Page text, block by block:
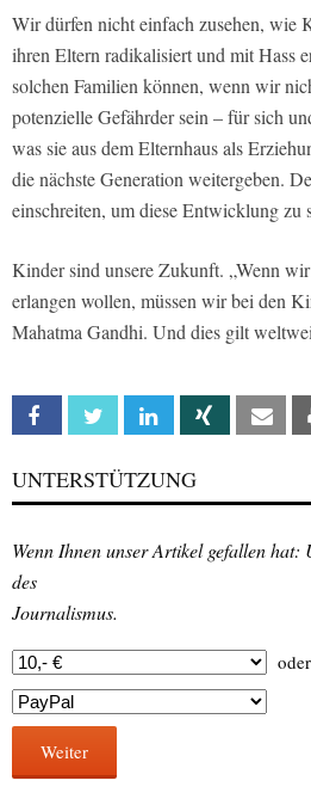
Wir dürfen nicht einfach zusehen, wie
ihren Eltern radikalisiert und mit Hass
solchen Familien können, wenn wir
potenzielle Gefährder sein – für sich
was sie aus dem Elternhaus als
die nächste Generation weitergeben.
einschreiten, um diese Entwicklung zu
Kinder sind unsere Zukunft. „Wenn
erlangen wollen, müssen wir bei den
Mahatma Gandhi. Und dies gilt
Facebook Twitter Linkedin Xing
UNTERSTÜTZUNG
Wenn Ihnen unser Artikel gefallen hat:
des
Journalismus.
oder
Weiter